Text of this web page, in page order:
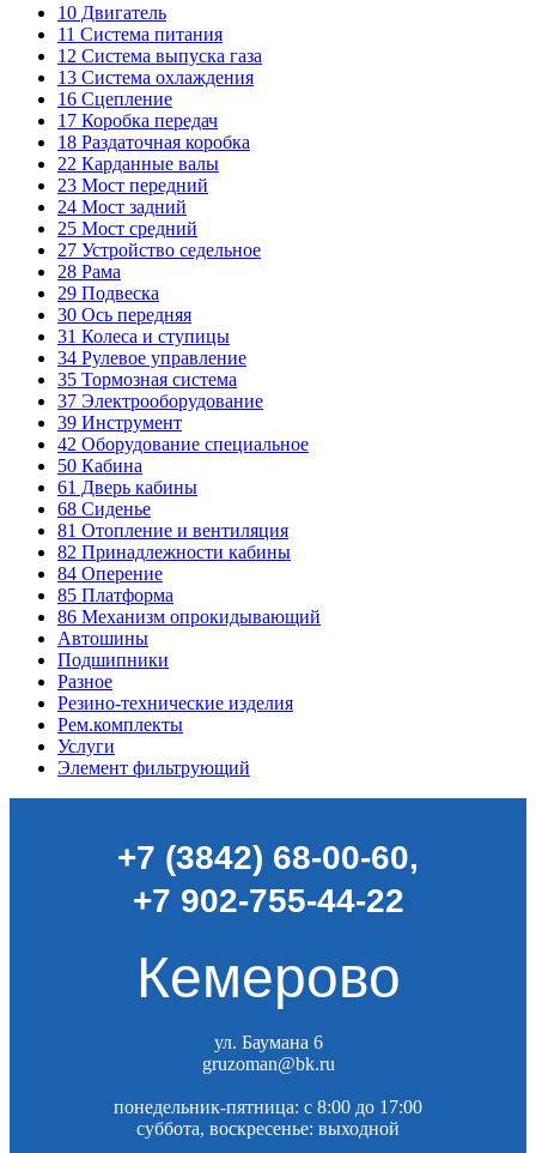
10 Двигатель
11 Система питания
12 Система выпуска газа
13 Система охлаждения
16 Сцепление
17 Коробка передач
18 Раздаточная коробка
22 Карданные валы
23 Мост передний
24 Мост задний
25 Мост средний
27 Устройство седельное
28 Рама
29 Подвеска
30 Ось передняя
31 Колеса и ступицы
34 Рулевое управление
35 Тормозная система
37 Электрооборудование
39 Инструмент
42 Оборудование специальное
50 Кабина
61 Дверь кабины
68 Сиденье
81 Отопление и вентиляция
82 Принадлежности кабины
84 Оперение
85 Платформа
86 Механизм опрокидывающий
Автошины
Подшипники
Разное
Резино-технические изделия
Рем.комплекты
Услуги
Элемент фильтрующий
+7 (3842) 68-00-60,
+7 902-755-44-22
Кемерово
ул. Баумана 6
gruzoman@bk.ru
понедельник-пятница: c 8:00 до 17:00
суббота, воскресенье: выходной